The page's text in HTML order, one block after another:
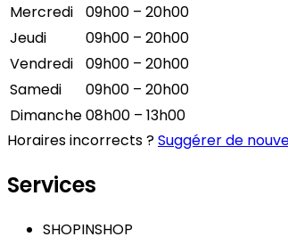
Mercredi
09h00 – 20h00
Jeudi
09h00 – 20h00
Vendredi
09h00 – 20h00
Samedi
09h00 – 20h00
Dimanche08h00 – 13h00
Horaires incorrects ?Suggérer de
Services
SHOPINSHOP